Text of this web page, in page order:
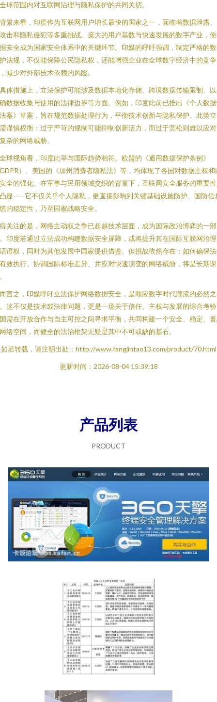
球范围内对互联网治理与隐私保护的共同关切。
景来看，印度作为互联网用户增长最快的国家之一，面临着数据泄露
击和隐私侵犯等多重挑战。庞大的用户基数与快速发展的数字产业，
安全成为国家安全体系中的关键环节。印媒的呼吁强调，制定严格的
法规，不仅能保障公民隐私权，还能增强企业在全球数字经济中的竞争
减少对外部技术依赖的风险。
体措施上，立法保护可能涉及数据本地化存储、跨境数据传输限制、
数据收集与使用的法律边界等方面。例如，印度此前已推出《个人数
案》草案，旨在规范数据处理行为，平衡技术创新与隐私保护。此类
谨慎权衡：过于严苛的规制可能抑制创新活力，而过于宽松则难以应
杂的网络威胁。
球视角看，印度此举与国际趋势相符。欧盟的《通用数据保护条例》
）、美国的《加州消费者隐私法》等，均体现了各国对数据主权和
全的强化。在军事与民用领域交织的背景下，互联网安全服务的重要
显——它不仅关乎个人隐私，更直接影响到关键基础设施防护、国防信
的稳定性，乃至国家战略安全。
关注的是，网络主动权之争已超越技术层面，成为国际政治博弈的一部
印度若通过立法成功构建数据安全屏障，或将提升其在国际互联网治
语权，同时为其他发展中国家提供借鉴。但挑战依然存在：如何确保
效执行、协调国际标准差异、并应对快速演变的网络威胁，将是长期课
言之，印媒呼吁立法保护网络数据安全，是顺应数字时代潮流的必然之
这不仅是技术或法律问题，更是一场关于信任、主权与发展的综合考
需在开放合作与自主可控之间寻求平衡，共同构建一个安全、稳定、
络空间，而健全的法治框架无疑是其中不可或缺的基石。
如若转载，请注明出处：http://www.fangjintao13.com/product/70.html
更新时间：2026-08-04 15:39:18
产品列表
PRODUCT